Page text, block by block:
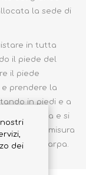
la sede di
in tutta
il piede del
il piede
prendere la
in piedi e a
la crescita e si
misura
della scarpa.
dei